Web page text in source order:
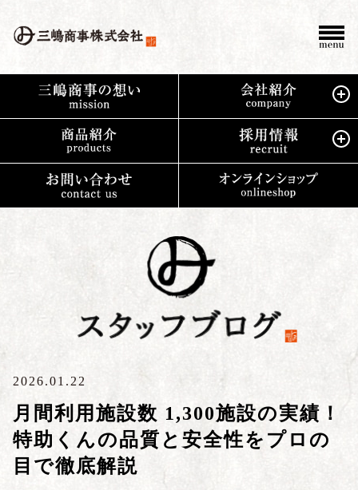
2026.01.22
月間利用施設数 1,300施設の実績！
特助くんの品質と安全性をプロの
目で徹底解説